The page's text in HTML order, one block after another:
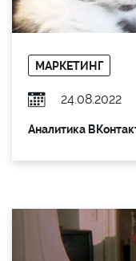
МАРКЕТИНГ
24.08.2022
Аналитика